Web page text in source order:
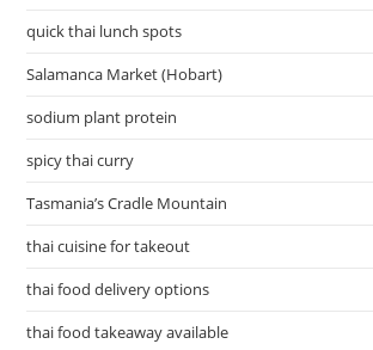
quick thai lunch spots
Salamanca Market (Hobart)
sodium plant protein
spicy thai curry
Tasmania’s Cradle Mountain
thai cuisine for takeout
thai food delivery options
thai food takeaway available